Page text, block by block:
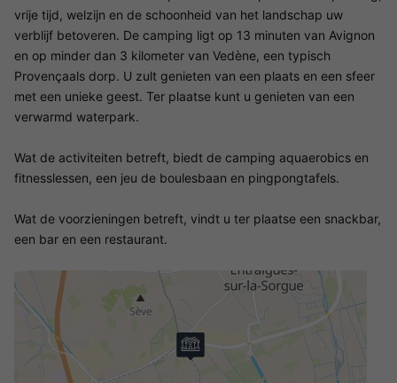
vrije tijd, welzijn en de schoonheid van het landschap uw
verblijf betoveren. De camping ligt op 13 minuten van Avignon
en op minder dan 3 kilometer van Vedène, een typisch
Provençaals dorp. U zult genieten van een plaats en een sfeer
met een unieke geest. Ter plaatse kunt u genieten van een
verwarmd waterpark.
Wat de activiteiten betreft, biedt de camping aquaerobics en
fitnesslessen, een jeu de boulesbaan en pingpongtafels.
Wat de voorzieningen betreft, vindt u ter plaatse een snackbar,
een bar en een restaurant.